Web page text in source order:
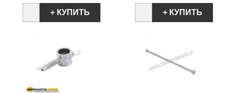
+ КУПИТЬ + КУПИТЬ